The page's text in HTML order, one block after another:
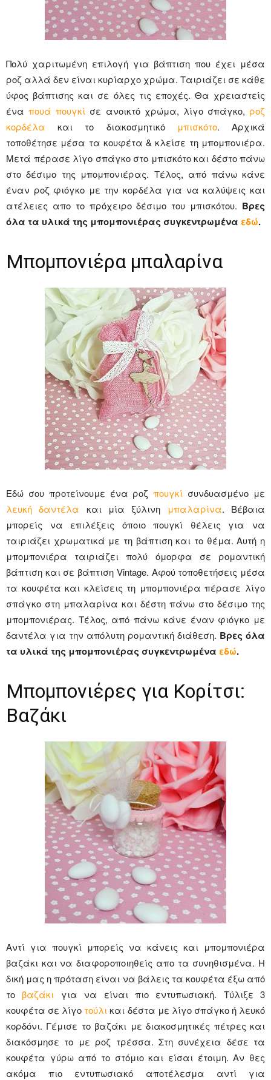
Πολύ χαριτωμένη επιλογή για βάπτιση που έχει μέσα
ροζ αλλά δεν είναι κυρίαρχο χρώμα. Ταιριάζει σε κάθε
ύφος βάπτισης και σε όλες τις εποχές. Θα χρειαστείς
έναπουά πουγκί σε ανοικτό χρώμα, λίγο σπάγκο, ροζ
κορδέλα και το διακοσμητικό μπισκότο. Αρχικά
τοποθέτησε μέσα τα κουφέτα & κλείσε τη μπομπονιέρα.
Μετά πέρασε λίγο σπάγκο στο μπισκότο και δέστο πάνω
στο δέσιμο της μπομπονιέρας. Τέλος, από πάνω κάνε
έναν ροζ φιόγκο με την κορδέλα για να καλύψεις και
ατέλειες απο το πρόχειρο δέσιμο του μπισκότου. Βρες
όλα τα υλικά της μπομπονιέρας συγκεντρωμένα εδώ.
Μπομπονιέρα μπαλαρίνα
Εδώ σου προτείνουμε ένα ροζπουγκί συνδυασμένο με
λευκή δαντέλα και μία ξύλινη μπαλαρίνα. Βέβαια
μπορείς να επιλέξεις όποιο πουγκί θέλεις για να
ταιριάζει χρωματικά με τη βάπτιση και το θέμα. Αυτή η
μπομπονιέρα ταιριάζει πολύ όμορφα σε ρομαντική
βάπτιση και σε βάπτιση Vintage. Αφού τοποθετήσεις μέσα
τα κουφέτα και κλείσεις τη μπομπονιέρα πέρασε λίγο
σπάγκο στη μπαλαρίνα και δέστη πάνω στο δέσιμο της
μπομπονιέρας. Τέλος, από πάνω κάνε έναν φιόγκο με
δαντέλα για την απόλυτη ρομαντική διάθεση. Βρες όλα
τα υλικά της μπομπονιέρας συγκεντρωμένα εδώ.
Μπομπονιέρες για Κορίτσι:
Βαζάκι
Αντί για πουγκί μπορείς να κάνεις και μπομπονιέρα
βαζάκι και να διαφοροποιηθείς απο τα συνηθισμένα. Η
δική μας η πρόταση είναι να βάλεις τα κουφέτα έξω από
το βαζάκι για να είναι πιο εντυπωσιακή. Τύλιξε 3
κουφέτα σε λίγο τούλικαι δέστα με λίγο σπάγκο ή λευκό
κορδόνι. Γέμισε το βαζάκι με διακοσμητικές πέτρες και
διακόσμησε το με ροζ τρέσσα. Στη συνέχεια δέσε τα
κουφέτα γύρω από το στόμιο και είσαι έτοιμη. Αν θες
ακόμα πιο εντυπωσιακό αποτέλεσμα αντί για